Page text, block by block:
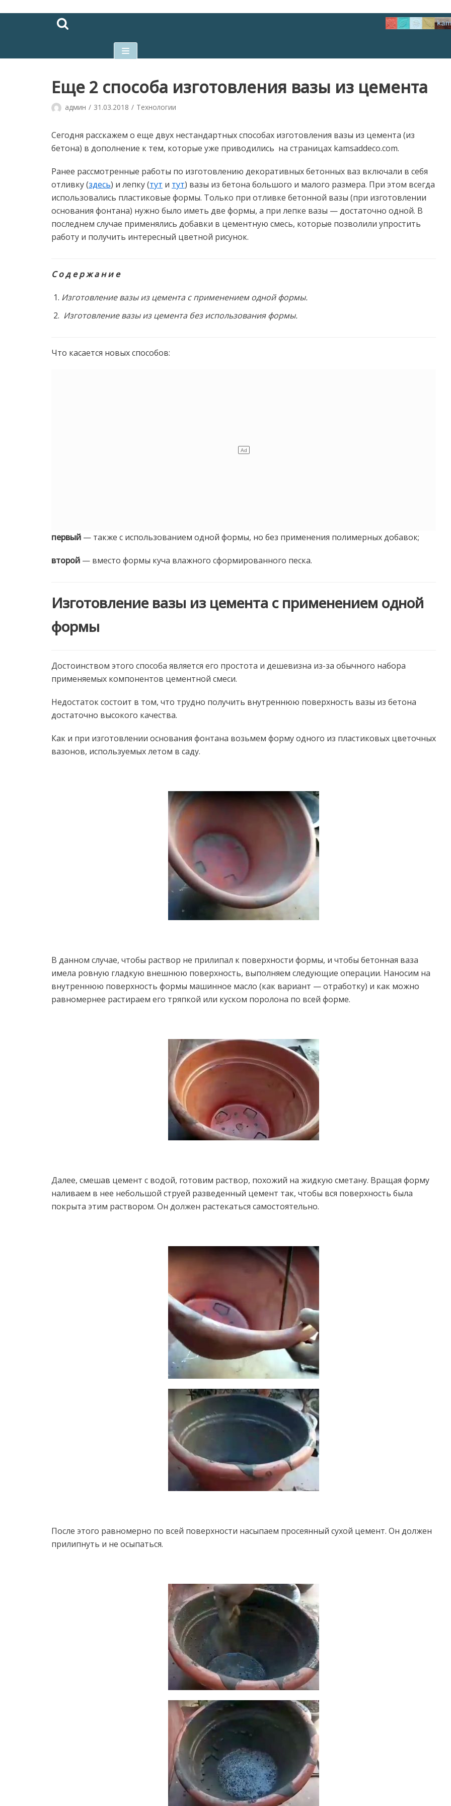
Еще 2 способа изготовления вазы из цемента
админ 31.03.2018 Технологии
Сегодня расскажем о еще двух нестандартных способах изготовления вазы из цемента (из
бетона) в дополнение к тем, которые уже приводились на страницах kamsaddeco.com.
Ранее рассмотренные работы по изготовлению декоративных бетонных ваз включали в себя
отливку (здесь) и лепку (тут и тут) вазы из бетона большого и малого размера. При этом всегда
использовались пластиковые формы. Только при отливке бетонной вазы (при изготовлении
основания фонтана) нужно было иметь две формы, а при лепке вазы — достаточно одной. В
последнем случае применялись добавки в цементную смесь, которые позволили упростить
работу и получить интересный цветной рисунок.
С о д е р ж а н и е
Изготовление вазы из цемента с применением одной формы.
Изготовление вазы из цемента без использования формы.
Что касается новых способов:
первый — также с использованием одной формы, но без применения полимерных добавок;
второй — вместо формы куча влажного сформированного песка.
Изготовление вазы из цемента с применением одной
формы
Достоинством этого способа является его простота и дешевизна из-за обычного набора
применяемых компонентов цементной смеси.
Недостаток состоит в том, что трудно получить внутреннюю поверхность вазы из бетона
достаточно высокого качества.
Как и при изготовлении основания фонтана возьмем форму одного из пластиковых цветочных
вазонов, используемых летом в саду.
В данном случае, чтобы раствор не прилипал к поверхности формы, и чтобы бетонная ваза
имела ровную гладкую внешнюю поверхность, выполняем следующие операции. Наносим на
внутреннюю поверхность формы машинное масло (как вариант — отработку) и как можно
равномернее растираем его тряпкой или куском поролона по всей форме.
Далее, смешав цемент с водой, готовим раствор, похожий на жидкую сметану. Вращая форму
наливаем в нее небольшой струей разведенный цемент так, чтобы вся поверхность была
покрыта этим раствором. Он должен растекаться самостоятельно.
После этого равномерно по всей поверхности насыпаем просеянный сухой цемент. Он должен
прилипнуть и не осыпаться.